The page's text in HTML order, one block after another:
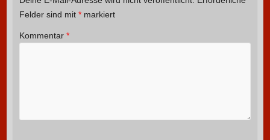
Felder sind mit *markiert
Kommentar *